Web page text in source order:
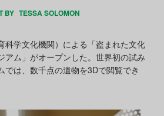
BY TESSA SOLOMON
科学文化機関）による「盗まれた文化
アム」がオープンした。世界初の試み
では、数千点の遺物を3Dで閲覧でき